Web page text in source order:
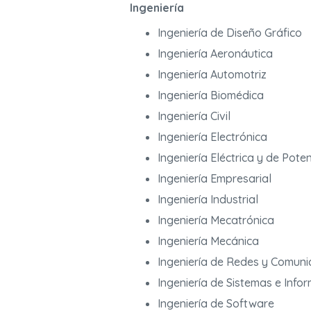
Ingeniería
Ingeniería de Diseño Gráfico
Ingeniería Aeronáutica
Ingeniería Automotriz
Ingeniería Biomédica
Ingeniería Civil
Ingeniería Electrónica
Ingeniería Eléctrica y de
Ingeniería Empresarial
Ingeniería Industrial
Ingeniería Mecatrónica
Ingeniería Mecánica
Ingeniería de Redes y
Ingeniería de Sistemas e
Ingeniería de Software